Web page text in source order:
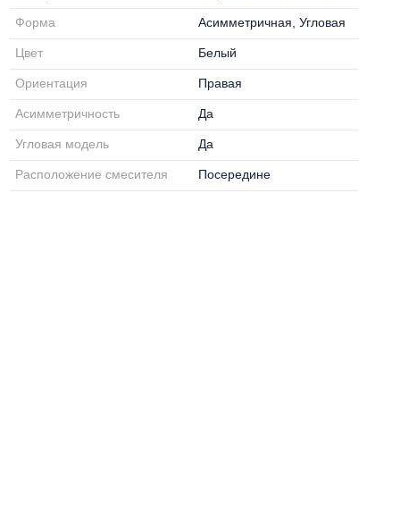
Форма Асимметричная, Угловая
Цвет Белый
Ориентация Правая
Асимметричность Да
Угловая модель Да
Расположение смесителя Посередине